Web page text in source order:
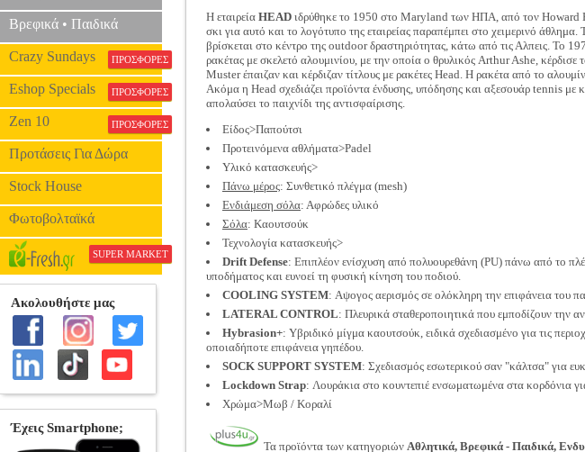
Βρεφικά • Παιδικά
Crazy Sundays ΠΡΟΣΦΟΡΕΣ
Eshop Specials ΠΡΟΣΦΟΡΕΣ
Zen 10 ΠΡΟΣΦΟΡΕΣ
Προτάσεις Για Δώρα
Stock House
Φωτοβολταϊκά
SUPER MARKET
Η εταιρεία HEAD ιδρύθηκε το 1950 στο Maryland των ΗΠΑ, από τον Howard
σκι για αυτό και το λογότυπο της εταιρείας παραπέμπει στο χειμερινό
βρίσκεται στο κέντρο της outdoor δραστηριότητας, κάτω από τις Αλπεις. Το
ρακέτας με σκελετό αλουμινίου, με την οποία ο θρυλικός Arthur Ashe,
Muster έπαιζαν και κέρδιζαν τίτλους με ρακέτες Head. Η ρακέτα από το
Ακόμα η Head σχεδιάζει προϊόντα ένδυσης, υπόδησης και αξεσουάρ tennis με
απολαύσει το παιχνίδι της αντισφαίρισης.
Είδος>Παπούτσι
Προτεινόμενα αθλήματα>Padel
Υλικό κατασκευής>
Πάνω μέρος: Συνθετικό πλέγμα (mesh)
Ενδιάμεση σόλα: Αφρώδες υλικό
Σόλα: Καουτσούκ
Τεχνολογία κατασκευής>
Drift Defense: Επιπλέον ενίσχυση από πολυουρεθάνη (PU) πάνω από το
υποδήματος και ευνοεί τη φυσική κίνηση του ποδιού.
COOLING SYSTEM: Αψογος αερισμός σε ολόκληρη την επιφάνεια του
LATERAL CONTROL: Πλευρικά σταθεροποιητικά που εμποδίζουν την
Hybrasion+: Υβριδικό μίγμα καουτσούκ, ειδικά σχεδιασμένο για τις
οποιαδήποτε επιφάνεια γηπέδου.
SOCK SUPPORT SYSTEM: Σχεδιασμός εσωτερικού σαν "κάλτσα" για
Lockdown Strap: Λουράκια στο κουντεπιέ ενσωματωμένα στα κορδόνια
Χρώμα>Μωβ / Κοραλί
Τα προϊόντα των κατηγοριών Αθλητικά, Βρεφικά - Παιδικά,